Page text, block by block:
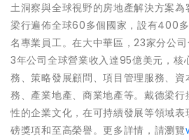
土洞察與全球視野的房地產解決方案
梁行遍佈全球60多個國家，設有400
名專業員工。在大中華區，23家分公
3年公司全球營業收入達95億美元，核
務、策略發展顧問、項目管理服務、
務、產業地產、商業地產等。戴德梁
性的企業文化，在可持續發展等領域
磅獎項和至高榮譽。更多詳情，請瀏覽